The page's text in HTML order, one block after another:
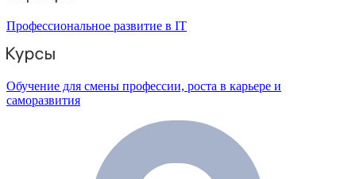
Профессиональное развитие в IT
Обучение для смены профессии, роста в карьере и
саморазвития